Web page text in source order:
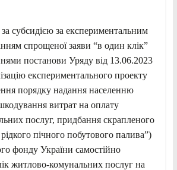
субсидією за експериментальним
спрощеної заяви “в один клік”
постанови Уряду від 13.06.2023
експериментального проекту
порядку надання населенню
витрат на оплату
послуг, придбання скрапленого
рідкого пічного побутового палива”)
фонду України самостійно
житлово-комунальних послуг на